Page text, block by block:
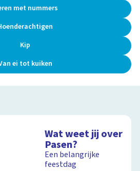
met nummers
Kip
ei tot kuiken
Wat weet jij over
Pasen?
Een belangrijke
feestdag